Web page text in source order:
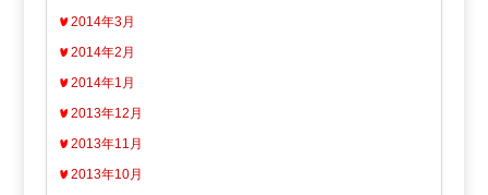
2014年3月
2014年2月
2014年1月
2013年12月
2013年11月
2013年10月